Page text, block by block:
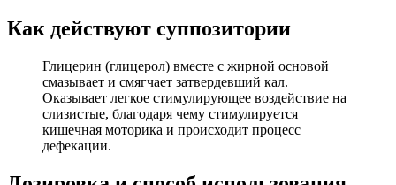
Как действуют суппозитории
Глицерин (глицерол) вместе с жирной основой
смазывает и смягчает затвердевший кал.
Оказывает легкое стимулирующее воздействие на
слизистые, благодаря чему стимулируется
кишечная моторика и происходит процесс
дефекации.